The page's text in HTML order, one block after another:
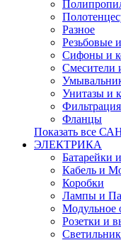
Разное
Резьбовые
Сифоны и
Смесители
Унитазы и
Фильтрация
Фланцы
Показать все
ЭЛЕКТРИКА
Батарейки
Кабель и
Коробки
Лампы и
Модульное
Розетки и